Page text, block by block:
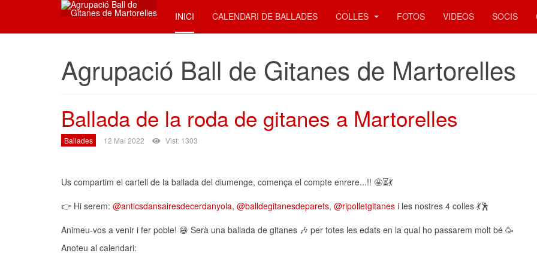
INICI CALENDARI DE BALLADES COLLES FOTOS VIDEOS SOCIS
Agrupació Ball de Gitanes de Martorelles
Ballada de la roda de gitanes a Martorelles
Ballades 12 Mai 2022 Vist: 1303
Us compartim el cartell de la ballada del diumenge, comença el compte enrere...!! 🤩⏳💃
👉 Hi serem: @anticsdansairesdecerdanyola, @balldegitanesdeparets, @ripolletgitanes i les nostres 4 colles 💃🕺
Animeu-vos a venir i fer poble! 😄 Serà una ballada de gitanes 🎶 per totes les edats en la qual ho passarem molt bé 🥳
Anoteu al calendari: